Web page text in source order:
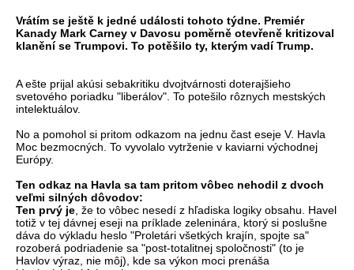
Vrátím se ještě k jedné události tohoto týdne. Premiér
Kanady Mark Carney v Davosu poměrně otevřeně kritizoval
klanění se Trumpovi. To potěšilo ty, kterým vadí Trump.
A ešte prijal akúsi sebakritiku dvojtvárnosti doterajšieho
svetového poriadku "liberálov". To potešilo rôznych mestských
intelektuálov.
No a pomohol si pritom odkazom na jednu čast eseje V. Havla
Moc bezmocných. To vyvolalo vytrženie v kaviarni východnej
Európy.
Ten odkaz na Havla sa tam pritom vôbec nehodil z dvoch
veľmi silných dôvodov:
Ten prvý je , že to vôbec nesedí z hľadiska logiky obsahu. Havel
totiž v tej dávnej eseji na príklade zeleninára, ktorý si poslušne
dáva do výkladu heslo "Proletári všetkých krajín, spojte sa"
rozoberá podriadenie sa "post-totalitnej spoločnosti" (to je
Havlov výraz, nie môj), kde sa výkon moci prenáša